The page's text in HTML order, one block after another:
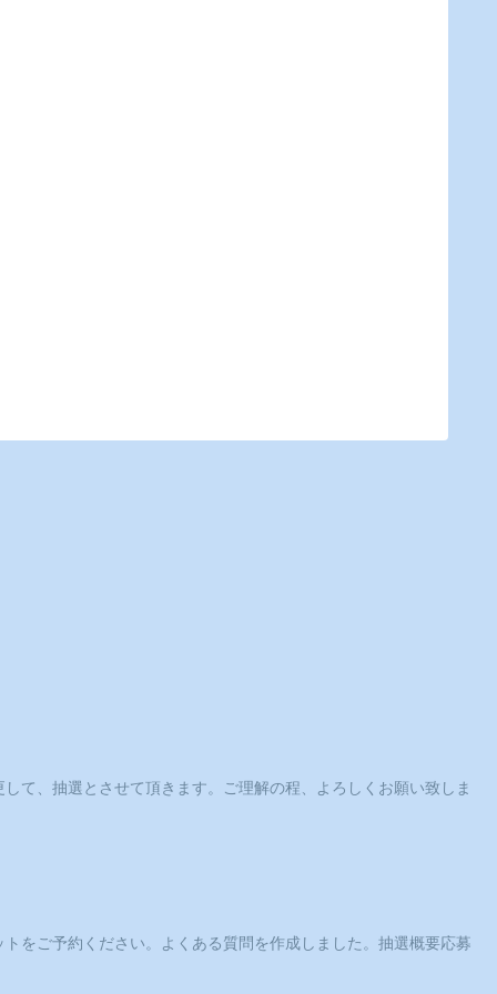
て、抽選とさせて頂きます。ご理解の程、よろしくお願い致しま
をご予約ください。よくある質問を作成しました。抽選概要応募